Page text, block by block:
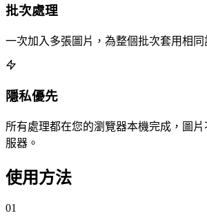
批次處理
一次加入多張圖片，為整個批次套用相同
隱私優先
所有處理都在您的瀏覽器本機完成，圖
服器。
使用方法
01